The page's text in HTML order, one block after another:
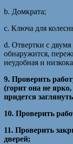
b. Домкрата;
c. Ключа для
d. Отвертки с
обнаружится,
неудобная и
9. Проверить
(горит она не
придется
10. Проверить
11. Проверить
дверей;